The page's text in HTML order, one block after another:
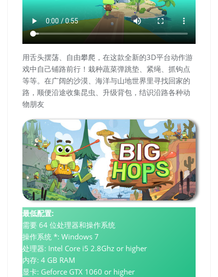
用舌头摆荡、自由攀爬，在这款全新的3D平台动作游
戏中自己铺路前行！栽种蔬菜弹跳垫、紧绳、抓钩点
等等。在广阔的沙漠、海洋与山地世界里寻找回家的
路，顺便沿途收集昆虫、升级背包，结识沿路各种动
物朋友
最低配置:
需要 64 位处理器和操作系统
操作系统 *: Windows 7
处理器: Intel Core i5 2.8Ghz or higher
内存: 4 GB RAM
显卡: Geforce GTX 1060 or higher